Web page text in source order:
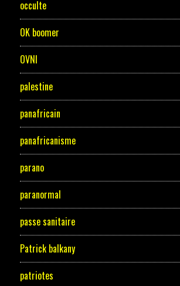
occulte
OK boomer
OVNI
palestine
panafricain
panafricanisme
parano
paranormal
passe sanitaire
Patrick balkany
patriotes